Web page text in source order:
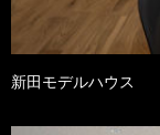
新田モデルハウス